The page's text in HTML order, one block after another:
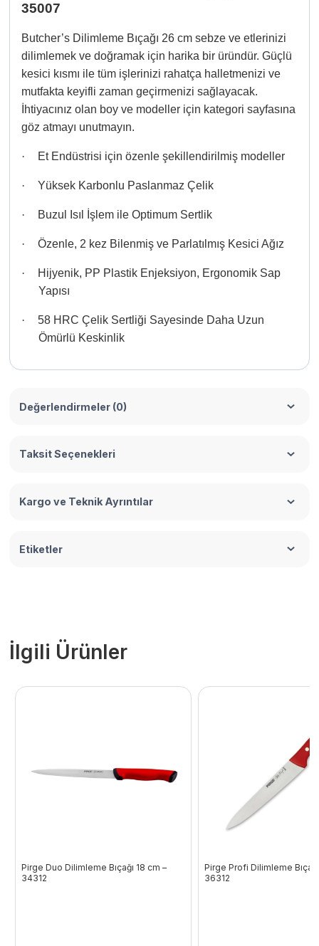
35007
Butcher’s Dilimleme Bıçağı 26 cm sebze ve etlerinizi
dilimlemek ve doğramak için harika bir üründür. Güçlü
kesici kısmı ile tüm işlerinizi rahatça halletmenizi ve
mutfakta keyifli zaman geçirmenizi sağlayacak.
İhtiyacınız olan boy ve modeller için kategori sayfasına
göz atmayı unutmayın.
· Et Endüstrisi için özenle şekillendirilmiş modeller
· Yüksek Karbonlu Paslanmaz Çelik
· Buzul Isıl İşlem ile Optimum Sertlik
· Özenle, 2 kez Bilenmiş ve Parlatılmış Kesici Ağız
·
Hijyenik, PP Plastik Enjeksiyon, Ergonomik Sap
Yapısı
·
58 HRC Çelik Sertliği Sayesinde Daha Uzun
Ömürlü Keskinlik
Değerlendirmeler (0)
Taksit Seçenekleri
Kargo ve Teknik Ayrıntılar
Etiketler
İlgili Ürünler
Pirge Duo Dilimleme Bıçağı 18 cm –
34312
Pirge Profi Dilimleme
36312